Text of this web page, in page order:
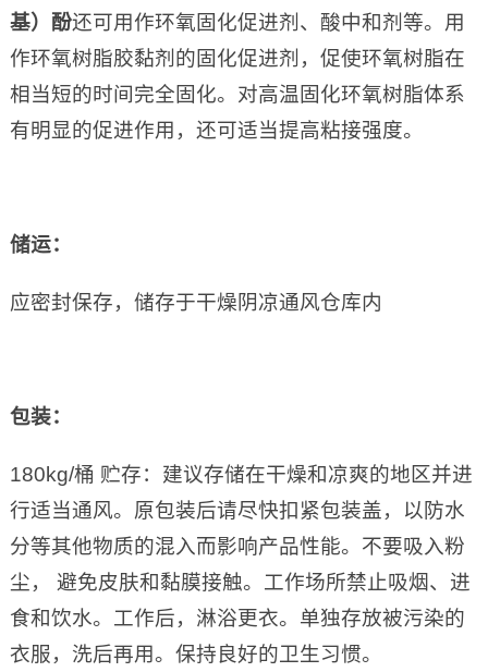
基）酚还可用作环氧固化促进剂、酸中和剂等。用
作环氧树脂胶黏剂的固化促进剂，促使环氧树脂在
相当短的时间完全固化。对高温固化环氧树脂体系
有明显的促进作用，还可适当提高粘接强度。
储运：
应密封保存，储存于干燥阴凉通风仓库内
包装：
180kg/桶 贮存：建议存储在干燥和凉爽的地区并进
行适当通风。原包装后请尽快扣紧包装盖，以防水
分等其他物质的混入而影响产品性能。不要吸入粉
尘， 避免皮肤和黏膜接触。工作场所禁止吸烟、进
食和饮水。工作后，淋浴更衣。单独存放被污染的
衣服，洗后再用。保持良好的卫生习惯。